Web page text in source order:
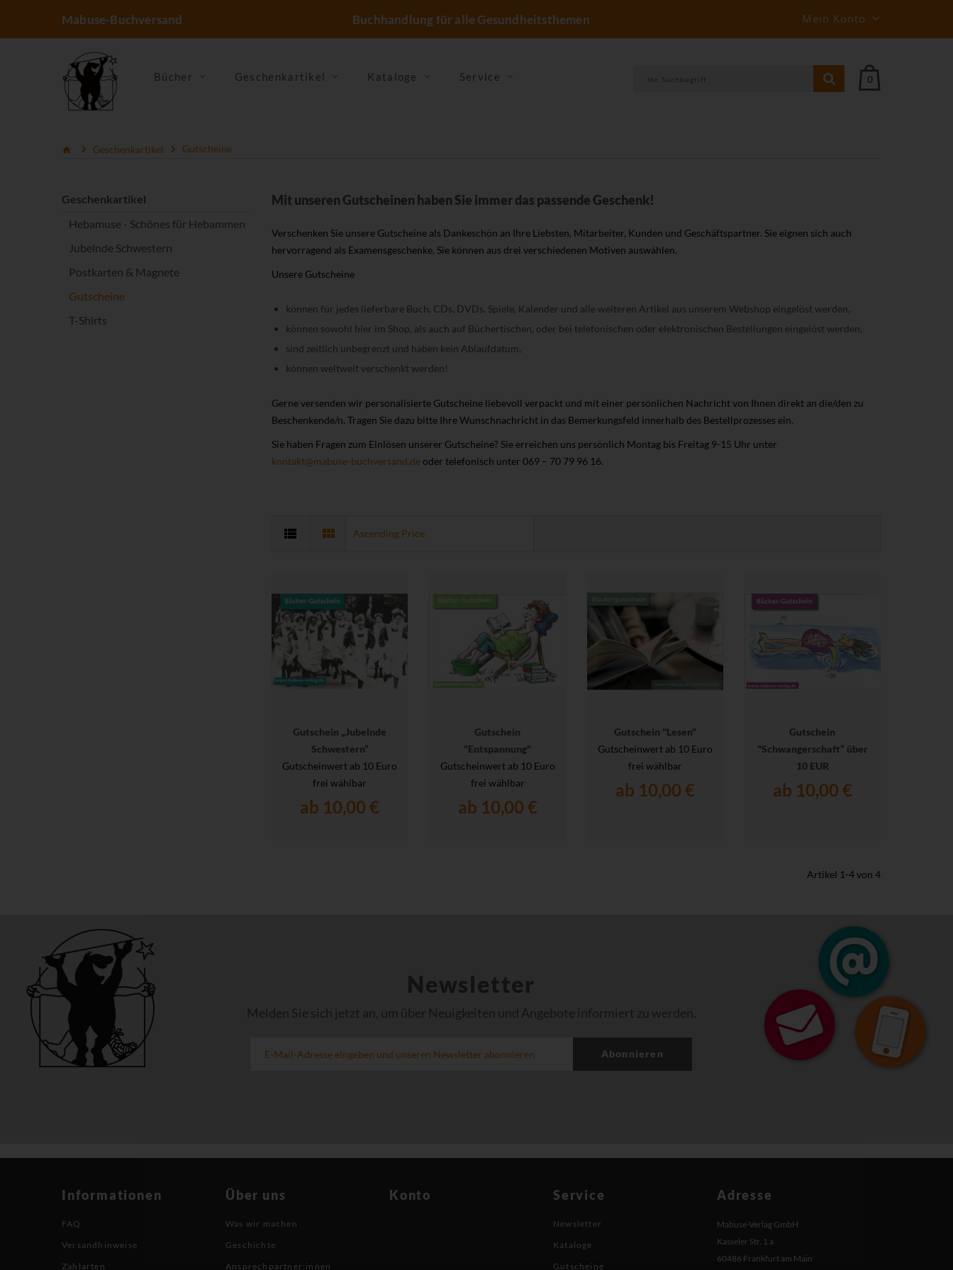
Mabuse-Buchversand Buchhandlung für alle Gesundheitsthemen Mein Konto
Bücher Geschenkartikel Kataloge Service 0
Geschenkartikel Gutscheine
Geschenkartikel
Hebamuse - Schönes für Hebammen
Jubelnde Schwestern
Postkarten & Magnete
Gutscheine
T-Shirts
Mit unseren Gutscheinen haben Sie immer das passende Geschenk!
Verschenken Sie unsere Gutscheine als Dankeschön an Ihre Liebsten, Mitarbeiter, Kunden und Geschäftspartner. Sie eignen sich auch
hervorragend als Examensgeschenke. Sie können aus drei verschiedenen Motiven auswählen.
Unsere Gutscheine
können für jedes lieferbare Buch, CDs, DVDs, Spiele, Kalender und alle weiteren Artikel aus unserem Webshop eingelöst werden,
können sowohl hier im Shop, als auch auf Büchertischen, oder bei telefonischen oder elektronischen Bestellungen eingelöst werden,
sind zeitlich unbegrenzt und haben kein Ablaufdatum,
können weltweit verschenkt werden!
Gerne versenden wir personalisierte Gutscheine liebevoll verpackt und mit einer persönlichen Nachricht von Ihnen direkt an die/den zu
Beschenkende/n. Tragen Sie dazu bitte Ihre Wunschnachricht in das Bemerkungsfeld innerhalb des Bestellprozesses ein.
Sie haben Fragen zum Einlösen unserer Gutscheine? Sie erreichen uns persönlich Montag bis Freitag 9-15 Uhr unter
kontakt@mabuse-buchversand.deoder telefonisch unter 069 – 70 79 96 16.
Gutschein „Jubelnde
Schwestern“
Gutscheinwert ab 10 Euro
frei wählbar
ab 10,00 €
Gutschein
"Entspannung"
Gutscheinwert ab 10 Euro
frei wählbar
ab 10,00 €
Gutschein "Lesen"
Gutscheinwert ab 10 Euro
frei wählbar
ab 10,00 €
Gutschein
"Schwangerschaft“ über
10 EUR
ab 10,00 €
Artikel 1 -4von 4
Newsletter
Melden Sie sich jetzt an, um über Neuigkeiten und Angebote informiert zu werden.
Abonnieren
Informationen
FAQ
Versandhinweise
Zahlarten
Über uns
Was wir machen
Geschichte
Ansprechpartner:innen
Konto Service
Newsletter
Kataloge
Gutscheine
Adresse
Mabuse-Verlag GmbH
Kasseler Str. 1 a
60486 Frankfurt am Main